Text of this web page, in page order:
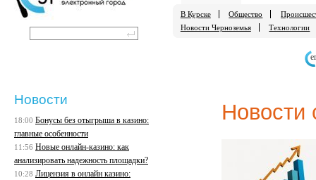
В Курске Общество
Новости Черноземья
Технологии
Новости
Новости
18:00 Бонусы без отыгрыша в казино:
главные особенности
11:56 Новые онлайн-казино: как
анализировать надежность площадки?
10:28 Лицензия в онлайн казино: